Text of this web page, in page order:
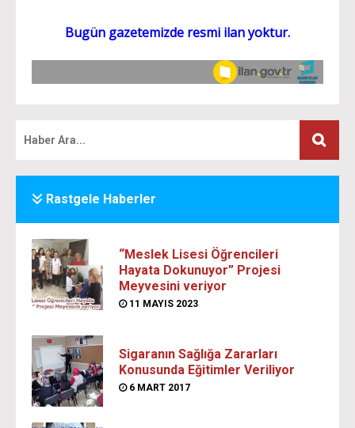
Rastgele Haberler
“Meslek Lisesi Öğrencileri
Hayata Dokunuyor” Projesi
Meyvesini veriyor
11 MAYIS 2023
Sigaranın Sağlığa Zararları
Konusunda Eğitimler Veriliyor
6 MART 2017